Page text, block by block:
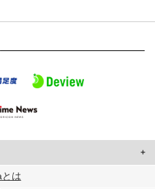
ザーに合わせたコンテンツや広告の
は